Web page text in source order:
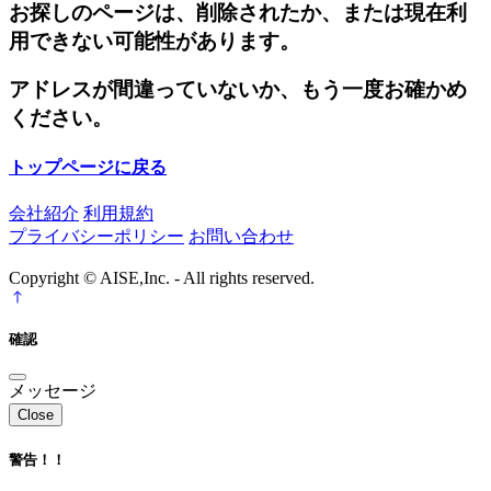
お探しのページは、削除されたか、または現在利
用できない可能性があります。
アドレスが間違っていないか、もう一度お確かめ
ください。
トップページに戻る
会社紹介 利用規約
プライバシーポリシー お問い合わせ
Copyright © AISE,Inc. - All rights reserved.
確認
メッセージ
Close
警告！！